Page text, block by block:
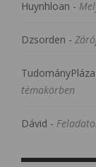
Huynhloan -
Dzsorden -
TudományPláza
témakörben
Dávid -